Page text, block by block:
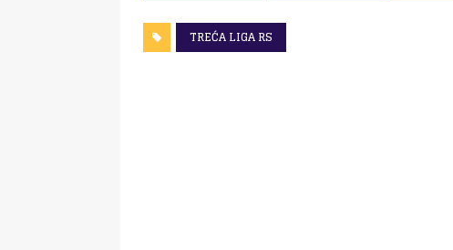
TREĆA LIGA RS